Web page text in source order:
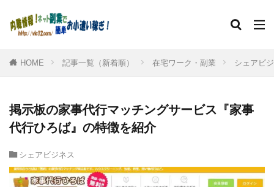
HOME 記事一覧（新着順） 在宅ワーク・副業 シェアビ
掲示板の家事代行マッチングサービス『家事
代行ひろば』の特徴を紹介
シェアビジネス